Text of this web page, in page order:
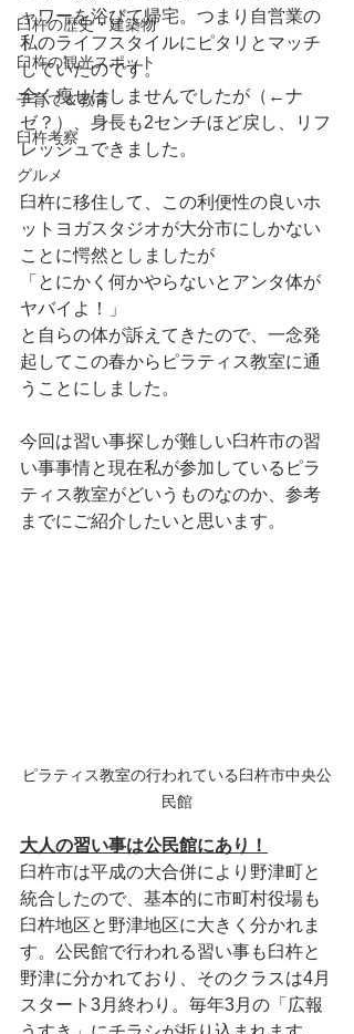
臼杵の歴史・建築物
臼杵の観光スポット
子育て＆教育
臼杵考察
グルメ
ャワーを浴びて帰宅。つまり自営業の
私のライフスタイルにピタリとマッチ
していたのです。
全く瘦せはしませんでしたが（←ナ
ゼ？）、身長も2センチほど戻し、リフ
レッシュできました。
臼杵に移住して、この利便性の良いホ
ットヨガスタジオが大分市にしかない
ことに愕然としましたが
「とにかく何かやらないとアンタ体が
ヤバイよ！」
と自らの体が訴えてきたので、一念発
起してこの春からピラティス教室に通
うことにしました。
今回は習い事探しが難しい臼杵市の習
い事事情と現在私が参加しているピラ
ティス教室がどいうものなのか、参考
までにご紹介したいと思います。
ピラティス教室の行われている臼杵市中央公
民館
大人の習い事は公民館にあり！
臼杵市は平成の大合併により野津町と
統合したので、基本的に市町村役場も
臼杵地区と野津地区に大きく分かれま
す。公民館で行われる習い事も臼杵と
野津に分かれており、そのクラスは4月
スタート3月終わり。毎年3月の「広報